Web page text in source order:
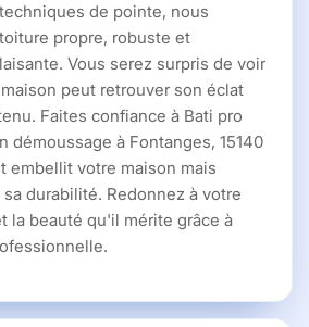
de pointe, nous
propre, robuste et
Vous serez surpris de voir
peut retrouver son éclat
Faites confiance à Bati pro
démoussage à Fontanges, 15140
embellit votre maison mais
durabilité. Redonnez à votre
la beauté qu'il mérite grâce à